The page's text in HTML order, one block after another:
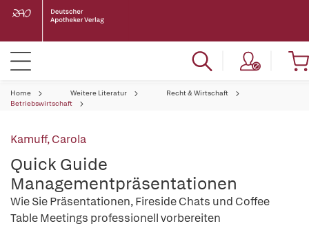
Home Weitere Literatur
Recht & Wirtschaft
Betriebswirtschaft
Kamuff, Carola
Quick Guide
Managementpräsentationen
Wie Sie Präsentationen, Fireside Chats und Coffee
Table Meetings professionell vorbereiten